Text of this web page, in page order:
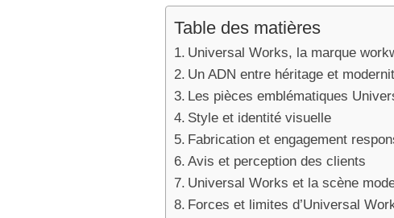
Table des matières
Universal Works, la marque
Un ADN entre héritage et
Les pièces emblématiques
Style et identité visuelle
Fabrication et engagement
Avis et perception des clients
Universal Works et la scène
Forces et limites d’Universal